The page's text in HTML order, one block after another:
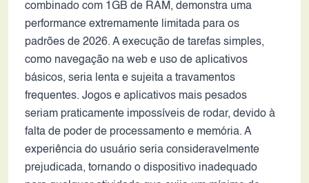
combinado com 1GB de RAM, demonstra uma
performance extremamente limitada para os
padrões de 2026. A execução de tarefas simples,
como navegação na web e uso de aplicativos
básicos, seria lenta e sujeita a travamentos
frequentes. Jogos e aplicativos mais pesados
seriam praticamente impossíveis de rodar, devido à
falta de poder de processamento e memória. A
experiência do usuário seria consideravelmente
prejudicada, tornando o dispositivo inadequado